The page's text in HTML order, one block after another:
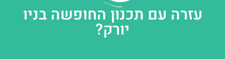
עזרה עם תכנון החופשה בניו
יורק?